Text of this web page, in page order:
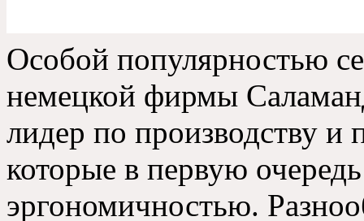
Особой популярностью
немецкой фирмы
лидер по производству и
которые в первую очередь
эргономичностью.